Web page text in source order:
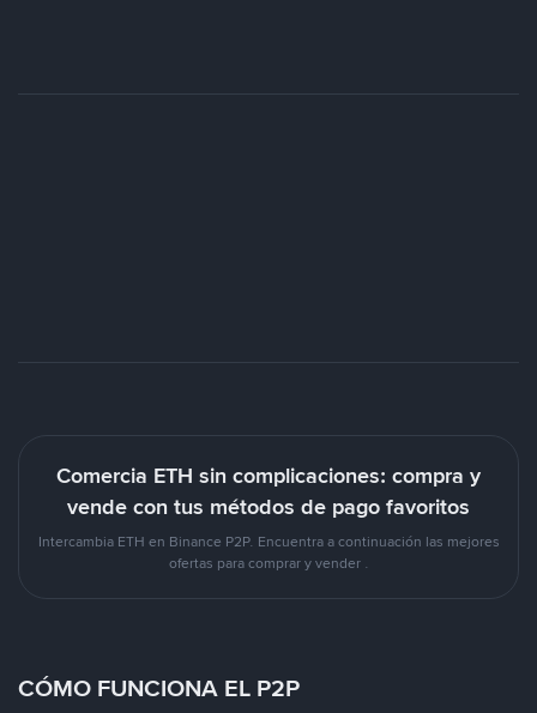
Comercia ETH sin complicaciones: compra y
vende con tus métodos de pago favoritos
Intercambia ETH en Binance P2P. Encuentra a continuación las mejores
ofertas para comprar y vender .
CÓMO FUNCIONA EL P2P